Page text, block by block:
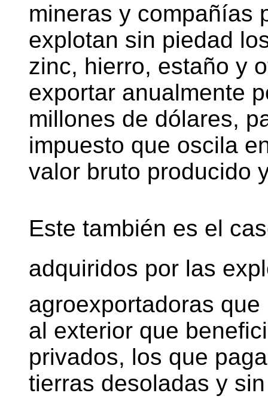
mineras y compañías
explotan sin piedad
zinc, hierro, estaño y
exportar anualmente
millones de dólares,
impuesto que oscila
valor bruto producido
Este también es el
adquiridos por las
agroexportadoras
al exterior que
privados, los que
tierras desoladas y